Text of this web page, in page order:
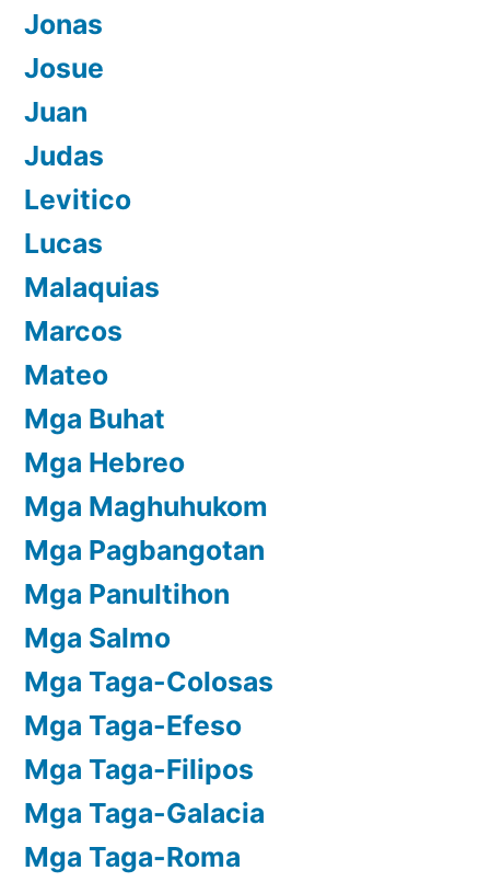
Jonas
Josue
Juan
Judas
Levitico
Lucas
Malaquias
Marcos
Mateo
Mga Buhat
Mga Hebreo
Mga Maghuhukom
Mga Pagbangotan
Mga Panultihon
Mga Salmo
Mga Taga-Colosas
Mga Taga-Efeso
Mga Taga-Filipos
Mga Taga-Galacia
Mga Taga-Roma